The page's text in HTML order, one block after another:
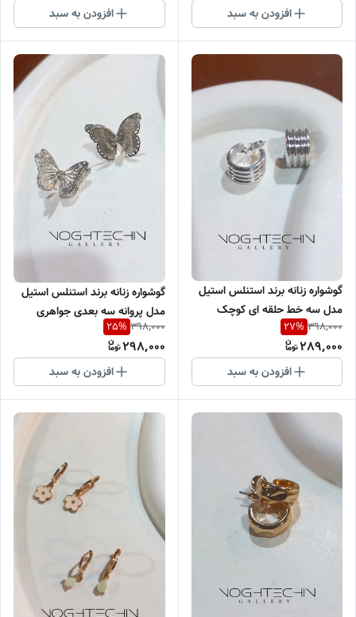
افزودن به سبد افزودن به سبد
گوشواره زنانه برند استنلس استیل
مدل سه خط حلقه ای کوچک
سیلور وارداتی
398,000
27%
289,000
افزودن به سبد
گوشواره زنانه برند استنلس استیل
مدل پروانه سه بعدی جواهری
سیلور وارداتی
398,000
25%
298,000
افزودن به سبد